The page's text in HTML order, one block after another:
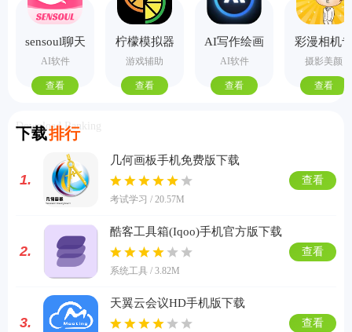
sensoul聊天
AI软件
查看
柠檬模拟器
手机版
游戏辅助
查看
AI写作绘画
视频PPT助
手
AI软件
查看
彩漫相机
业版
摄影美颜
查看
下载排行
Download Ranking
1.
几何画板手机免费版下载
考试学习 / 20.57M
查看
2.
酷客工具箱(Iqoo)手机官方版下载
系统工具 / 3.82M
查看
3.
天翼云会议HD手机版下载
查看